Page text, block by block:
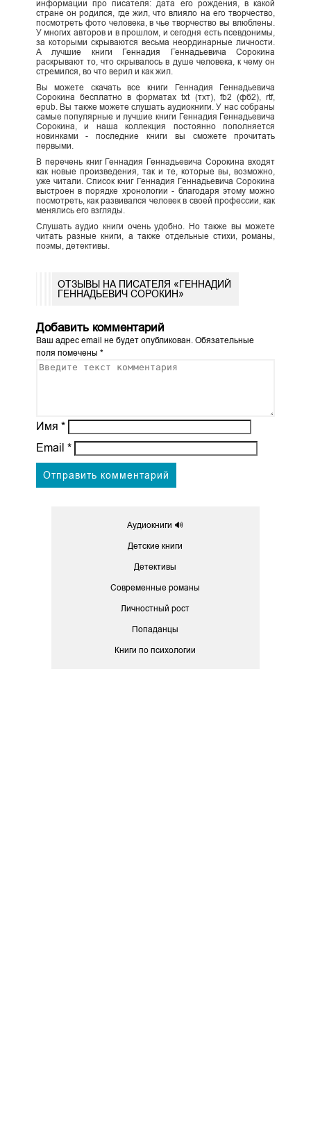
информации про писателя: дата его рождения, в какой
стране он родился, где жил, что влияло на его творчество,
посмотреть фото человека, в чье творчество вы влюблены.
У многих авторов и в прошлом, и сегодня есть псевдонимы,
за которыми скрываются весьма неординарные личности.
А лучшие книги Геннадия Геннадьевича Сорокина
раскрывают то, что скрывалось в душе человека, к чему он
стремился, во что верил и как жил.
Вы можете скачать все книги Геннадия Геннадьевича
Сорокина бесплатно в форматах txt (тхт), fb2 (фб2), rtf,
epub. Вы также можете слушать аудиокниги. У нас собраны
самые популярные и лучшие книги Геннадия Геннадьевича
Сорокина, и наша коллекция постоянно пополняется
новинками - последние книги вы сможете прочитать
первыми.
В перечень книг Геннадия Геннадьевича Сорокина входят
как новые произведения, так и те, которые вы, возможно,
уже читали. Список книг Геннадия Геннадьевича Сорокина
выстроен в порядке хронологии - благодаря этому можно
посмотреть, как развивался человек в своей профессии, как
менялись его взгляды.
Слушать аудио книги очень удобно. Но также вы можете
читать разные книги, а также отдельные стихи, романы,
поэмы, детективы.
ОТЗЫВЫ НА ПИСАТЕЛЯ «ГЕННАДИЙ
ГЕННАДЬЕВИЧ СОРОКИН»
Добавить комментарий
Ваш адрес email не будет опубликован.Обязательные
поля помечены *
Имя *
Email *
Аудиокниги 🔊
Детские книги
Детективы
Современные романы
Личностный рост
Попаданцы
Книги по психологии